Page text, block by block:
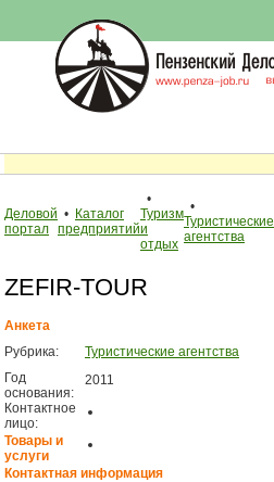
Деловой
портал
• Каталог
предприятий
•
Туризм
и
отдых
•
Туристические
агентства
ZEFIR-TOUR
Анкета
Рубрика:
Туристические агентства
Год
основания:
2011
Контактное
лицо:
Товары и
услуги
Контактная информация